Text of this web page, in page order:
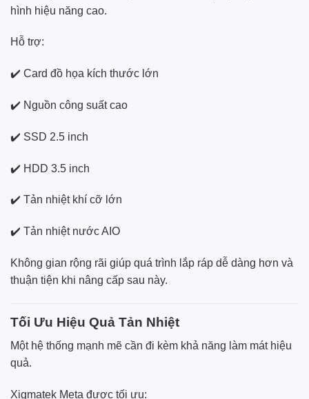
hình hiệu năng cao.
Hỗ trợ:
✔️ Card đồ họa kích thước lớn
✔️ Nguồn công suất cao
✔️ SSD 2.5 inch
✔️ HDD 3.5 inch
✔️ Tản nhiệt khí cỡ lớn
✔️ Tản nhiệt nước AIO
Không gian rộng rãi giúp quá trình lắp ráp dễ dàng hơn và
thuận tiện khi nâng cấp sau này.
Tối Ưu Hiệu Quả Tản Nhiệt
Một hệ thống mạnh mẽ cần đi kèm khả năng làm mát hiệu
quả.
Xigmatek Meta được tối ưu: